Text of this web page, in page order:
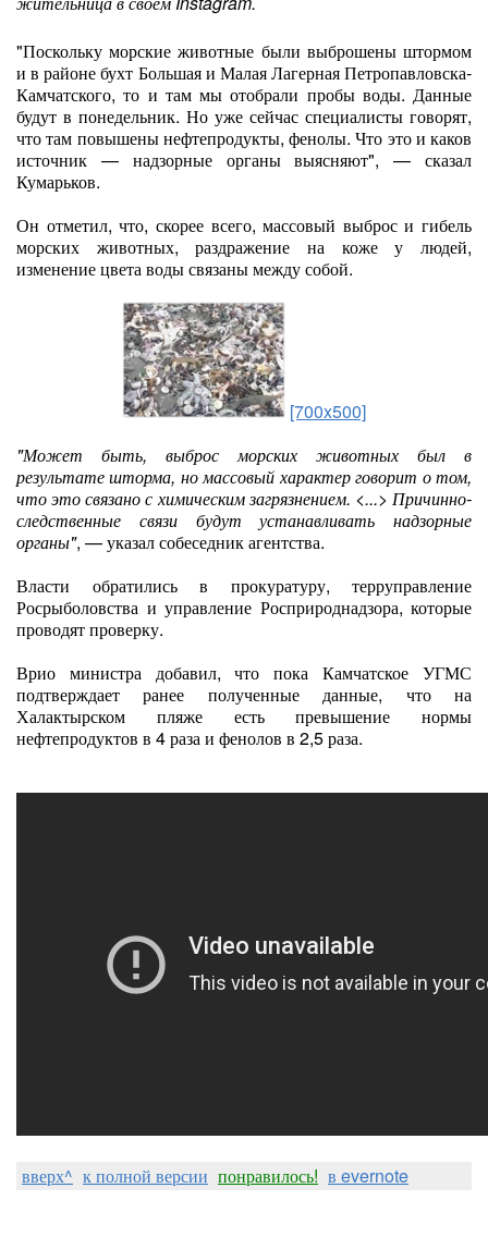
"Поскольку морские животные были выброшены штормом
и в районе бухт Большая и Малая Лагерная Петропавловска-
Камчатского, то и там мы отобрали пробы воды. Данные
будут в понедельник. Но уже сейчас специалисты говорят,
что там повышены нефтепродукты, фенолы. Что это и каков
источник — надзорные органы выясняют", — сказал
Кумарьков.
Он отметил, что, скорее всего, массовый выброс и гибель
морских животных, раздражение на коже у людей,
изменение цвета воды связаны между собой.
[700x500]
"Может быть, выброс морских животных был в
результате шторма, но массовый характер говорит о том,
что это связано с химическим загрязнением. <...> Причинно-
следственные связи будут устанавливать надзорные
органы", — указал собеседник агентства.
Власти обратились в прокуратуру, терруправление
Росрыболовства и управление Росприроднадзора, которые
проводят проверку.
Врио министра добавил, что пока Камчатское УГМС
подтверждает ранее полученные данные, что на
Халактырском пляже есть превышение нормы
нефтепродуктов в 4 раза и фенолов в 2,5 раза.
вверх^ к полной версии понравилось! в evernote